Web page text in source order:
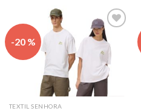
-20 %
Adicionar
aos meus
desejos
TEXTIL SENHORA